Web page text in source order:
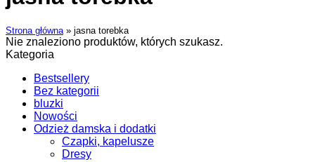
Strona główna » jasna torebka
Nie znaleziono produktów, których szukasz.
Kategoria
Bestsellery
Bez kategorii
bluzki
Nowości
Odzież damska i dodatki
Czapki, kapelusze
Dresy